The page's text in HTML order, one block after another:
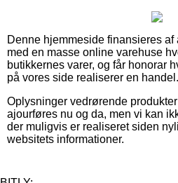
Denne hjemmeside finansieres af
med en masse online varehuse
butikkernes varer, og får honorar
på vores side realiserer en handel.
Oplysninger vedrørende
ajourføres nu og da, men vi kan
der muligvis er realiseret siden
websitets informationer.